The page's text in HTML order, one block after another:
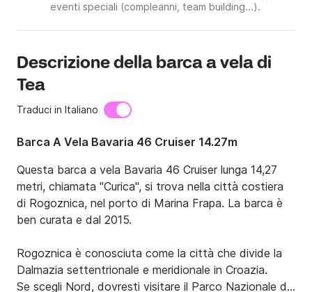
eventi speciali (compleanni, team building...).
Descrizione della barca a vela di
Tea
Traduci in Italiano
Barca A Vela Bavaria 46 Cruiser 14.27m
Questa barca a vela Bavaria 46 Cruiser lunga 14,27
metri, chiamata "Curica", si trova nella città costiera
di Rogoznica, nel porto di Marina Frapa. La barca è
ben curata e dal 2015.
Rogoznica è conosciuta come la città che divide la
Dalmazia settentrionale e meridionale in Croazia.
Se scegli Nord, dovresti visitare il Parco Nazionale di